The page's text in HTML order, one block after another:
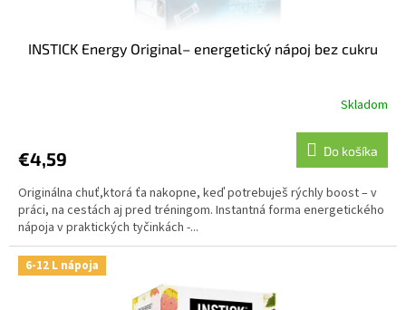
INSTICK Energy Original– energetický nápoj bez cukru
Skladom
€4,59 Do košíka
Originálna chuť,ktorá ťa nakopne, keď potrebuješ rýchly boost – v
práci, na cestách aj pred tréningom. Instantná forma energetického
nápoja v praktických tyčinkách -...
6-12 L nápoja